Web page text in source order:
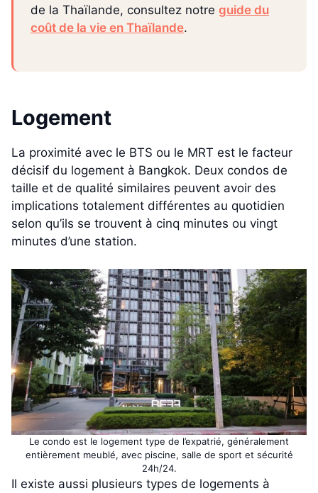
de la Thaïlande, consultez notre guide du
coût de la vie en Thaïlande.
Logement
La proximité avec le BTS ou le MRT est le facteur
décisif du logement à Bangkok. Deux condos de
taille et de qualité similaires peuvent avoir des
implications totalement différentes au quotidien
selon qu’ils se trouvent à cinq minutes ou vingt
minutes d’une station.
Le condo est le logement type de l’expatrié, généralement
entièrement meublé, avec piscine, salle de sport et sécurité
24h/24.
Il existe aussi plusieurs types de logements à